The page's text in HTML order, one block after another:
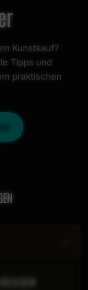
Kunstkauf?
Tipps und
praktischen
SEIN